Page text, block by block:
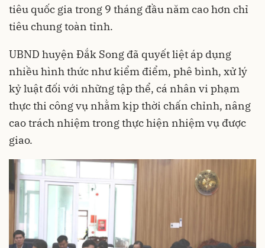
tiêu quốc gia trong 9 tháng đầu năm cao hơn chỉ
tiêu chung toàn tỉnh.
UBND huyện Đắk Song đã quyết liệt áp dụng
nhiều hình thức như kiểm điểm, phê bình, xử lý
kỷ luật đối với những tập thể, cá nhân vi phạm
thực thi công vụ nhằm kịp thời chấn chỉnh, nâng
cao trách nhiệm trong thực hiện nhiệm vụ được
giao.